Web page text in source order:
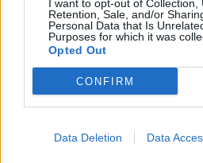
I want to opt-out of Collection,
Retention, Sale, and/or
Personal Data that Is
Purposes for which it was
Opted Out
CONFIRM
Data Deletion Data
προστεθεί σε ένα ευρύτερο
για την οικογένεια, τη
την καθημερινή ασφάλεια των
ΔΙΑΒΑΣΤΕ ΑΚΟΜΗ